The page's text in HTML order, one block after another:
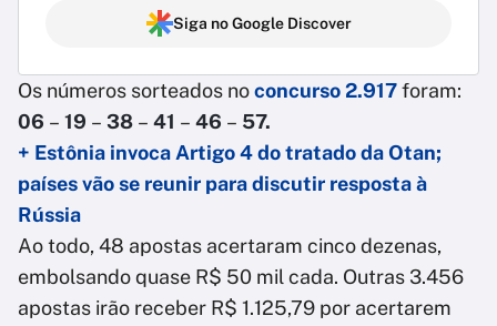
Siga no Google Discover
Os números sorteados noconcurso 2.917foram:
06 – 19 – 38 – 41 – 46 – 57.
+ Estônia invoca Artigo 4 do tratado da Otan;
países vão se reunir para discutir resposta à
Rússia
Ao todo, 48 apostas acertaram cinco dezenas,
embolsando quase R$ 50 mil cada. Outras 3.456
apostas irão receber R$ 1.125,79 por acertarem